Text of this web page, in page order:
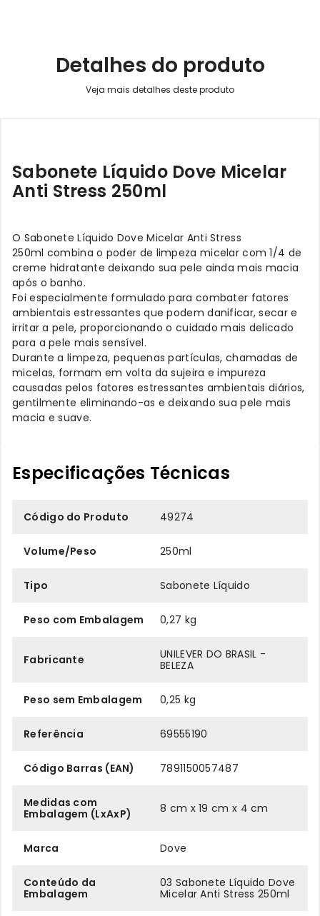
Detalhes do produto
Sabonete Líquido Dove Micelar
Anti Stress 250ml
O Sabonete Líquido Dove Micelar Anti Stress
250ml combina o poder de limpeza micelar com 1/4 de
creme hidratante deixando sua pele ainda mais macia
após o banho.
Foi especialmente formulado para combater fatores
ambientais estressantes que podem danificar, secar e
irritar a pele, proporcionando o cuidado mais delicado
para a pele mais sensível.
Durante a limpeza, pequenas partículas, chamadas de
micelas, formam em volta da sujeira e impureza
causadas pelos fatores estressantes ambientais diários,
gentilmente eliminando-as e deixando sua pele mais
macia e suave.
Especificações Técnicas
Código do Produto 49274
Volume/Peso 250ml
Tipo Sabonete Líquido
Peso com Embalagem 0,27 kg
Fabricante
UNILEVER DO BRASIL -
BELEZA
Peso sem Embalagem 0,25 kg
Referência 69555190
Código Barras (EAN) 7891150057487
Medidas com
Embalagem (LxAxP)
8 cm x 19 cm x 4 cm
Marca Dove
Conteúdo da
Embalagem
03 Sabonete Líquido Dove
Micelar Anti Stress 250ml